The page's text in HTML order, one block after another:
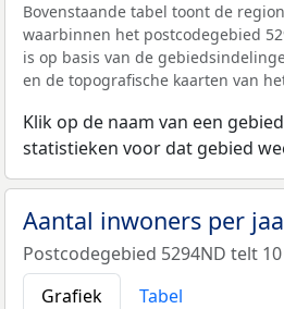
Bovenstaande tabel toont de
waarbinnen het postcodegebied
is op basis van de
en de topografische kaarten van
Klik op de naam van een
statistieken voor dat gebied
Aantal inwoners per
Postcodegebied 5294ND telt
Grafiek
Tabel